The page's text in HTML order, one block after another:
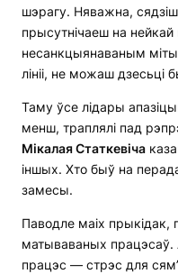
шэрагу. Няважна,
прысутнічаеш на
несанкцыянаваным
лініі, не можаш дзесьці
Таму ўсе лідары
менш, траплялі пад
Мікалая Статкевіча
іншых. Хто быў на
замесы.
Паводле маіх прыкідак,
матываваных
працэс — стрэс для